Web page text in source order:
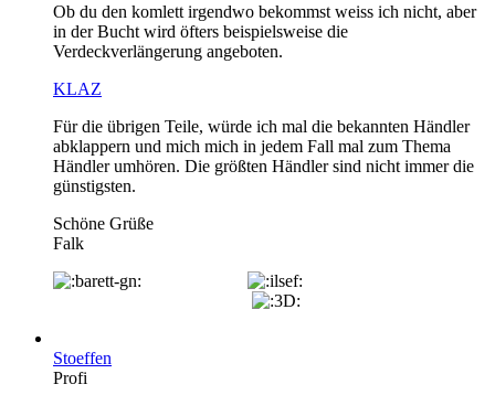
Ob du den komlett irgendwo bekommst weiss ich nicht, aber
in der Bucht wird öfters beispielsweise die
Verdeckverlängerung angeboten.
KLAZ
Für die übrigen Teile, würde ich mal die bekannten Händler
abklappern und mich mich in jedem Fall mal zum Thema
Händler umhören. Die größten Händler sind nicht immer die
günstigsten.
Schöne Grüße
Falk
Stoeffen
Profi